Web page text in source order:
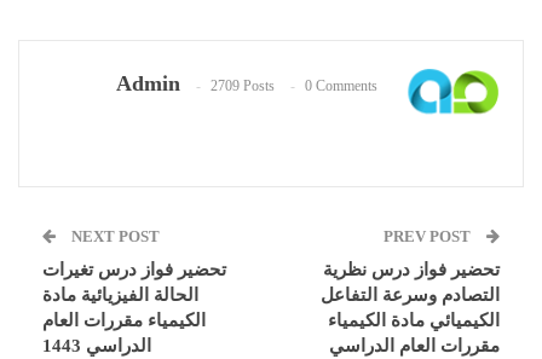
Admin 2709 Posts 0 Comments
تحضير فواز درس نظرية
التصادم وسرعة التفاعل
الكيميائي مادة الكيمياء
مقررات العام الدراسي
NEXT POST
تحضير فواز درس تغيرات
الحالة الفيزيائية مادة
الكيمياء مقررات العام
الدراسي 1443